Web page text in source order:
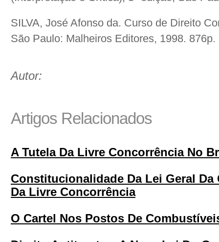
SILVA, José Afonso da. Curso de Direito
São Paulo: Malheiros Editores, 1998. 876p.
Autor:
Artigos Relacionados
A Tutela Da Livre Concorrência No
Constitucionalidade Da Lei Geral
Da Livre Concorrência
O Cartel Nos Postos De